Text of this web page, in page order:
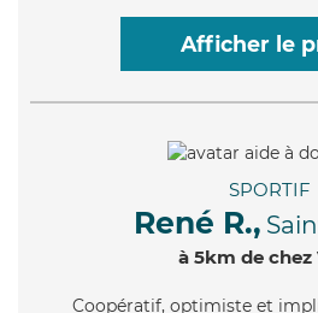
Afficher le
SPORTIF
René R.,
à 5km de chez
Coopératif, optimiste et